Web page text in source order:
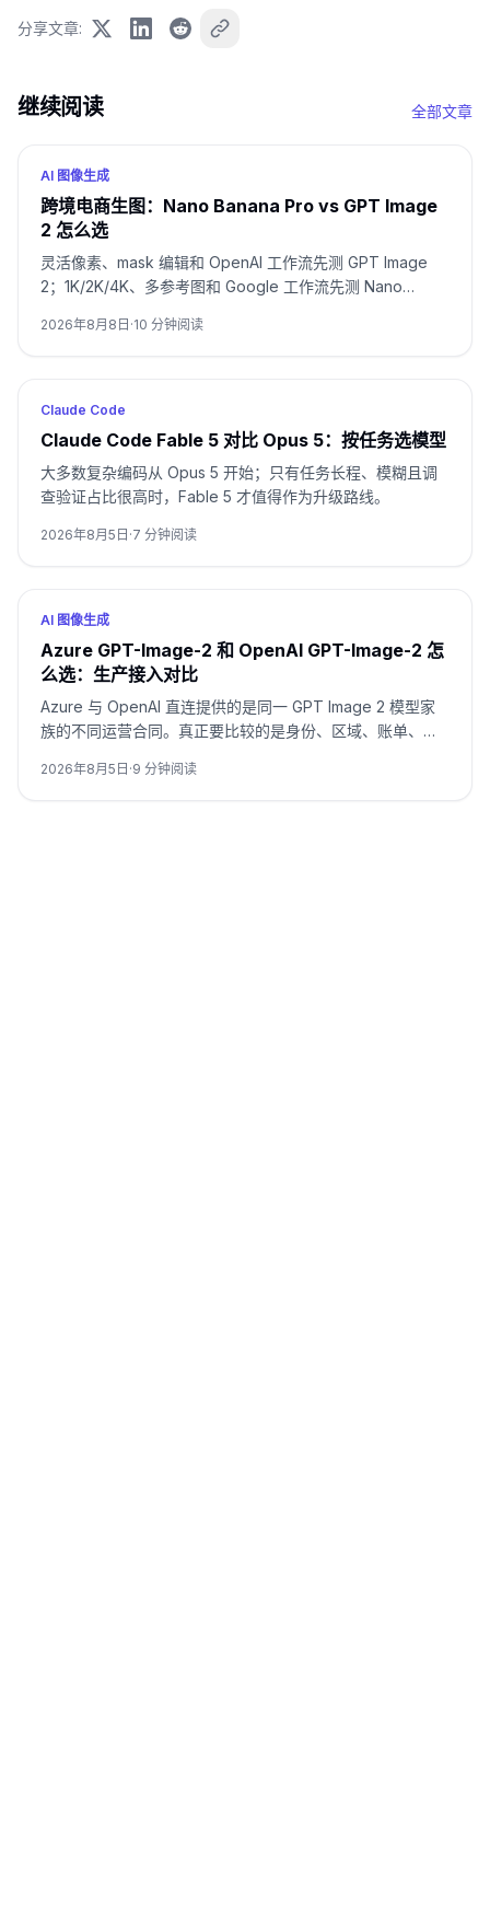
分享文章:
继续阅读 全部文章
AI 图像生成
跨境电商生图：Nano Banana Pro vs GPT Image
2 怎么选
灵活像素、mask 编辑和 OpenAI 工作流先测 GPT Image
2；1K/2K/4K、多参考图和 Google 工作流先测 Nano
SKU 双测，并按通过率与返修时间决定。
2026年8月8日 ·10 分钟阅读
Claude Code
Claude Code Fable 5 对比 Opus 5：按任务选模型
大多数复杂编码从 Opus 5 开始；只有任务长程、模糊且调
查验证占比很高时，Fable 5 才值得作为升级路线。
2026年8月5日 ·7 分钟阅读
AI 图像生成
Azure GPT-Image-2 和 OpenAI GPT-Image-2 怎
么选：生产接入对比
Azure 与 OpenAI 直连提供的是同一 GPT Image 2 模型家
族的不同运营合同。真正要比较的是身份、区域、账单、配
2026年8月5日 ·9 分钟阅读